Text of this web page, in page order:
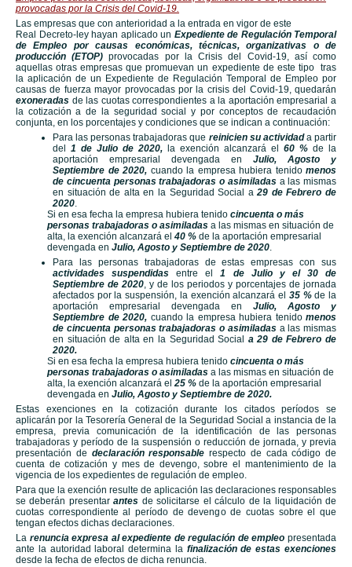
provocadas por la Crisis del Covid-19.
Las empresas que con anterioridad a la entrada en vigor de este
Real Decreto-ley hayan aplicado un Expediente de Regulación Temporal
de Empleo por causas económicas, técnicas, organizativas o de
producción (ETOP) provocadas por la Crisis del Covid-19, así como
aquellas otras empresas que promuevan un expediente de este tipo tras
la aplicación de un Expediente de Regulación Temporal de Empleo por
causas de fuerza mayor provocadas por la crisis del Covid-19, quedarán
exoneradas de las cuotas correspondientes a la aportación empresarial a
la cotización a de la seguridad social y por conceptos de recaudación
conjunta, en los porcentajes y condiciones que se indican a continuación:
Para las personas trabajadoras que reinicien su actividada partir
del 1 de Julio de 2020, la exención alcanzará el 60 % de la
aportación empresarial devengada en Julio, Agosto y
Septiembre de 2020, cuando la empresa hubiera tenido menos
de cincuenta personas trabajadoras o asimiladasa las mismas
en situación de alta en la Seguridad Social a29 de Febrero de
2020.
Si en esa fecha la empresa hubiera tenido cincuenta o más
personas trabajadoras o asimiladas a las mismas en situación de
alta, la exención alcanzará el 40 % de la aportación empresarial
devengada en Julio, Agosto y Septiembre de 2020.
Para las personas trabajadoras de estas empresas con sus
actividades suspendidas entre el1 de Julio y el 30 de
Septiembre de 2020, y de los periodos y porcentajes de jornada
afectados por la suspensión, la exención alcanzará el 35 %de la
aportación empresarial devengada en Julio, Agosto y
Septiembre de 2020, cuando la empresa hubiera tenido menos
de cincuenta personas trabajadoras o asimiladasa las mismas
en situación de alta en la Seguridad Social a 29 de Febrero de
2020.
Si en esa fecha la empresa hubiera tenido cincuenta o más
personas trabajadoras o asimiladas a las mismas en situación de
alta, la exención alcanzará el25 % de la aportación empresarial
devengada en Julio, Agosto y Septiembre de 2020.
Estas exenciones en la cotización durante los citados períodos se
aplicarán por la Tesorería General de la Seguridad Social a instancia de la
empresa, previa comunicación de la identificación de las personas
trabajadoras y período de la suspensión o reducción de jornada, y previa
presentación de declaración responsable respecto de cada código de
cuenta de cotización y mes de devengo, sobre el mantenimiento de la
vigencia de los expedientes de regulación de empleo.
Para que la exención resulte de aplicación las declaraciones responsables
se deberán presentarantes de solicitarse el cálculo de la liquidación de
cuotas correspondiente al período de devengo de cuotas sobre el que
tengan efectos dichas declaraciones.
La renuncia expresa al expediente de regulación de empleo presentada
ante la autoridad laboral determina la finalización de estas exenciones
desde la fecha de efectos de dicha renuncia.